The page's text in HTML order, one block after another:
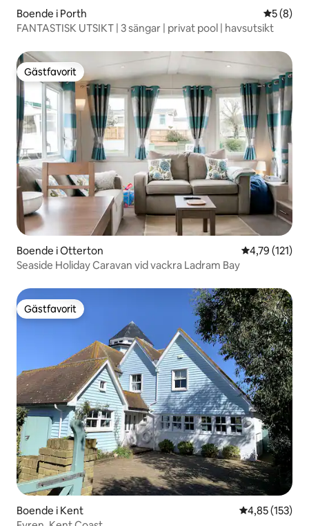
Boende i Porth 5 av 5 i
5 (8)
FANTASTISK UTSIKT | 3 sängar | privat pool | havsutsikt
Gästfavorit
Gästfavorit
Boende i Otterton 4,79 av 5 i
4,79 (121)
Seaside Holiday Caravan vid vackra Ladram Bay
Gästfavorit
Gästfavorit
Boende i Kent 4,85 av 5 i
4,85 (153)